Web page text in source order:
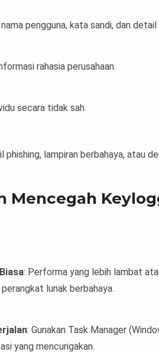
pengguna, kata sandi, dan
rahasia perusahaan.
secara tidak sah.
phishing, lampiran berbahaya, atau
Mencegah
: Performa yang lebih lambat
lunak berbahaya.
: Gunakan Task Manager
yang mencurigakan.